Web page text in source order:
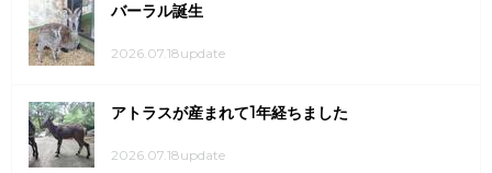
バーラル誕生
2026.07.18update
アトラスが産まれて1年経ちました
2026.07.18update